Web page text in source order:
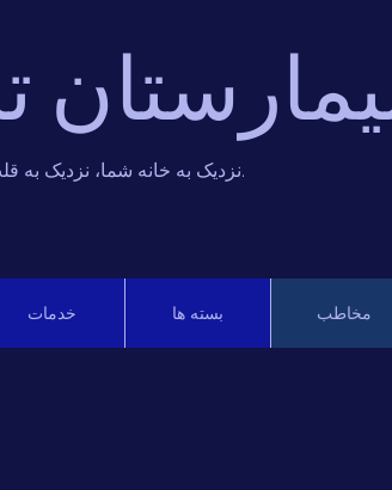
نزدیک به خانه شما، نزدیک به قلب شما.
خدمات بسته ها مخاطب